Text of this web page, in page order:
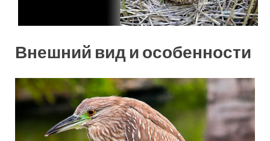
Внешний вид и особенности